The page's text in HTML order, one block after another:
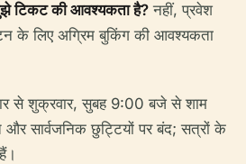
टिकट की आवश्यकता है? नहीं, प्रवेश
के लिए अग्रिम बुकिंग की आवश्यकता
से शुक्रवार, सुबह 9:00 बजे से शाम
सार्वजनिक छुट्टियों पर बंद; सत्रों के